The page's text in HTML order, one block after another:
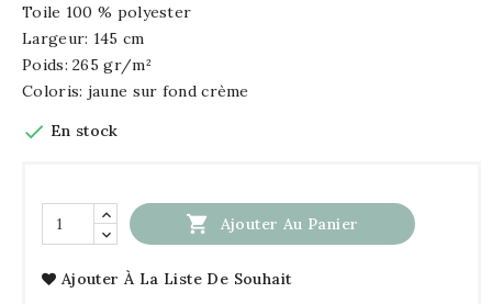
Toile 100 % polyester
Largeur: 145 cm
Poids: 265 gr/m²
Coloris: jaune sur fond crème
 En stock
 Ajouter Au Panier
Ajouter À La Liste De Souhait